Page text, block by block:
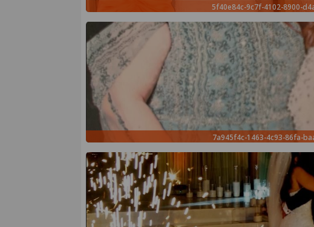
5f40e84c-9c7f-4102-8900-
7a945f4c-1463-4c93-86fa-